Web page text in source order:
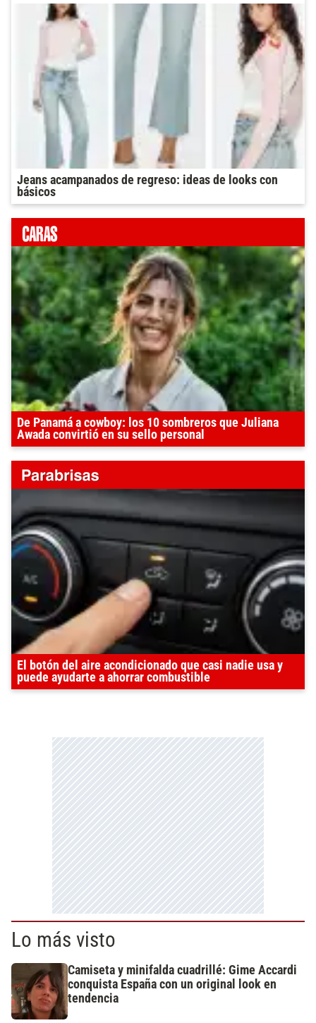
Jeans acampanados de regreso: ideas de looks con
básicos
De Panamá a cowboy: los 10 sombreros que Juliana
Awada convirtió en su sello personal
El botón del aire acondicionado que casi nadie usa y
puede ayudarte a ahorrar combustible
Lo más visto
Camiseta y minifalda cuadrillé: Gime Accardi
conquista España con un original look en
tendencia